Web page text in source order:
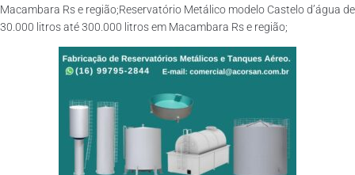
Macambara Rs e região;Reservatório Metálico modelo Castelo d’água de
30.000 litros até 300.000 litros em Macambara Rs e região;